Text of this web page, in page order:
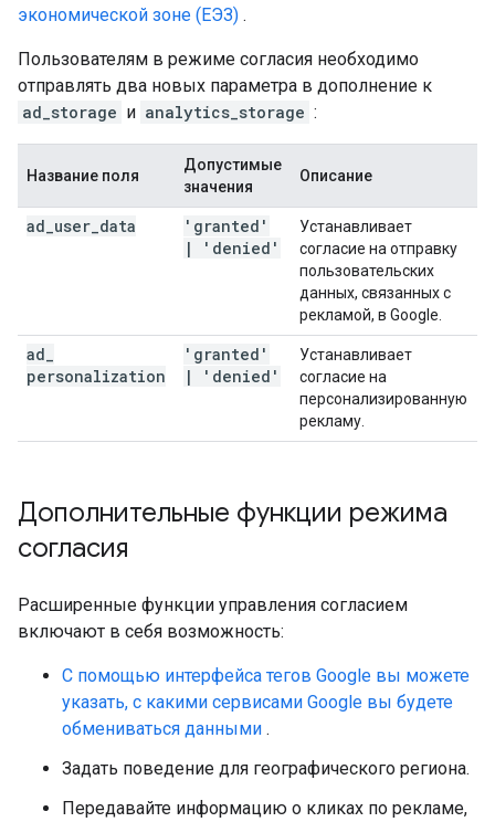
экономической зоне (ЕЭЗ) .
Пользователям в режиме согласия необходимо
отправлять два новых параметра в дополнение к
ad_storage и analytics_storage :
Название поля
Допустимые
значения
Описание
ad user data
'granted'
|
'denied'
Устанавливает
согласие на отправку
пользовательских
данных, связанных с
рекламой, в Google.
ad
personalization
'granted'
|
'denied'
Устанавливает
согласие на
персонализированную
рекламу.
Дополнительные функции режима
согласия
Расширенные функции управления согласием
включают в себя возможность:
С помощью интерфейса тегов Google вы можете
указать, с какими сервисами Google вы будете
обмениваться данными .
Задать поведение для географического региона.
Передавайте информацию о кликах по рекламе,